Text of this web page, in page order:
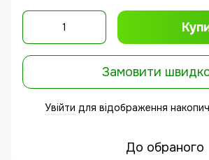
Замовити
Увійти для відображення
До обраного